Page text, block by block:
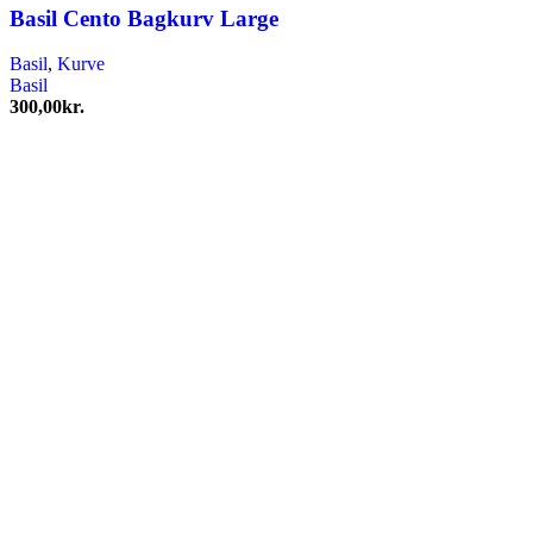
Basil Cento Bagkurv Large
Basil, Kurve
Basil
300,00kr.